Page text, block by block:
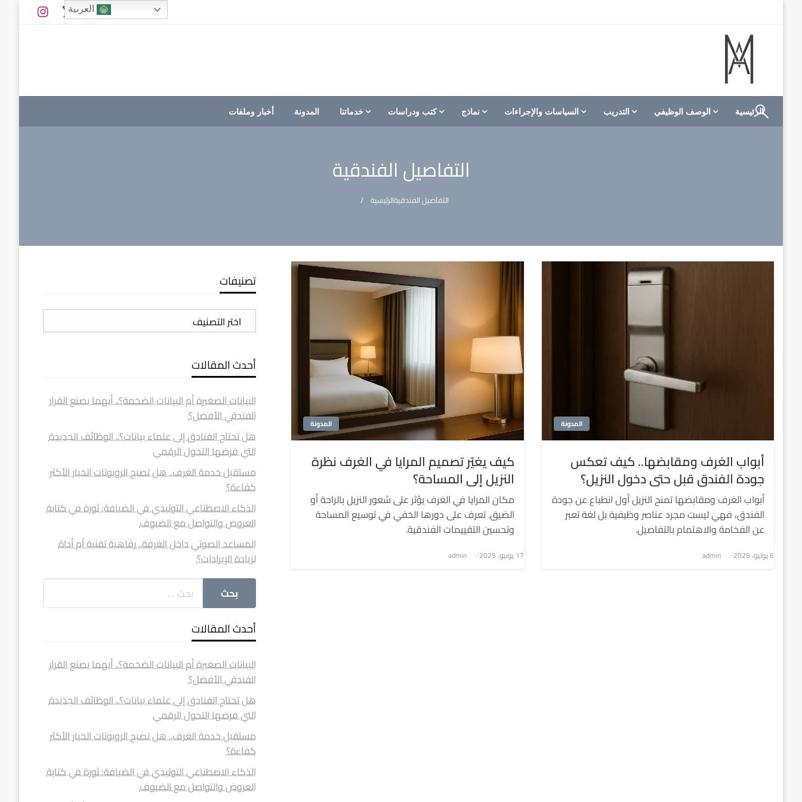
M A hotels | إم ايه هوتيلز
الموقع الأول للعاملين في الفنادق في العالم العربي
الرئيسية الوصف الوظيفي التدريب السياسات والإجراءات نماذج كتب ودراسات خدماتنا المدونة أخبار وملفات
التفاصيل الفندقية
الرئيسيةالتفاصيل الفندقية
المدونة
أبواب الغرف ومقابضها.. كيف تعكس
جودة الفندق قبل حتى دخول النزيل؟
أبواب الغرف ومقابضها تمنح النزيل أول انطباع عن جودة
الفندق، فهي ليست مجرد عناصر وظيفية بل لغة تعبر
عن الفخامة والاهتمام بالتفاصيل.
نُشر
في6 يوليو، 2025 admin
المدونة
كيف يغيّر تصميم المرايا في الغرف نظرة
النزيل إلى المساحة؟
مكان المرايا في الغرف يؤثر على شعور النزيل بالراحة أو
الضيق. تعرف على دورها الخفي في توسيع المساحة
وتحسين التقييمات الفندقية.
نُشر
17 يونيو، 2025 admin
تصنيفات
تصنيفات
أحدث المقالات
البيانات الصغيرة أم البيانات الضخمة؟.. أيهما يصنع القرار
الفندقي الأفضل؟
هل تحتاج الفنادق إلى علماء بيانات؟.. الوظائف الجديدة
التي فرضها التحول الرقمي
مستقبل خدمة الغرف.. هل تصبح الروبوتات الخيار الأكثر
كفاءة؟
الذكاء الاصطناعي التوليدي في الضيافة: ثورة في كتابة
العروض والتواصل مع الضيوف
المساعد الصوتي داخل الغرفة.. رفاهية تقنية أم أداة
لزيادة الإيرادات؟
أحدث المقالات
البيانات الصغيرة أم البيانات الضخمة؟.. أيهما يصنع القرار
الفندقي الأفضل؟
هل تحتاج الفنادق إلى علماء بيانات؟.. الوظائف الجديدة
التي فرضها التحول الرقمي
مستقبل خدمة الغرف.. هل تصبح الروبوتات الخيار الأكثر
كفاءة؟
الذكاء الاصطناعي التوليدي في الضيافة: ثورة في كتابة
العروض والتواصل مع الضيوف
العربية